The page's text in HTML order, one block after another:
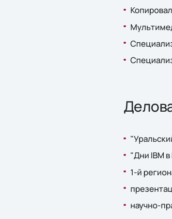
"Дни IBM
1-й
научно-